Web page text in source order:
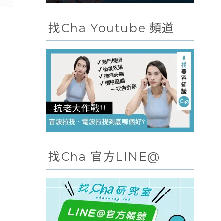
找Cha Youtube 頻道
找Cha 官方LINE@